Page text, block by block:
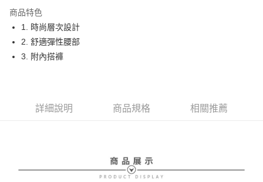
悠遊付
大哥付你分期
相關說明
成交易。
1.分期款項不併入電信帳單，「大哥付你分期」於每月結算日後寄送繳費提
【關於「AFTEE先享後付」】
AFTEE先享後付是「在收到商品之後才付款」的支付方式。 讓您購物簡單
３．安心：先確認商品／服務後，再付款。
【「AFTEE先享後付」結帳流程】
ATM付款
商品特色
1. 時尚層次設計
2. 舒適彈性腰部
3. 附內搭褲
詳細說明 商品規格 相關推薦